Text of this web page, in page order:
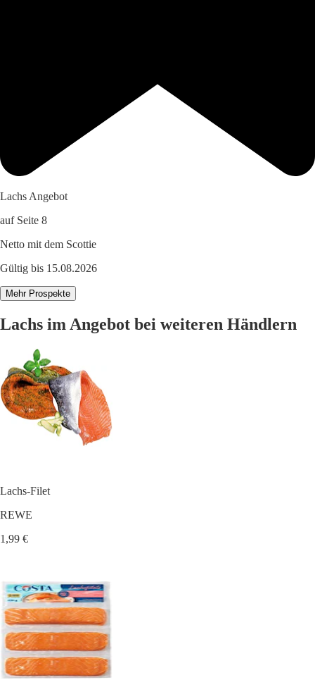
Lachs Angebot
auf Seite 8
Netto mit dem Scottie
Gültig bis 15.08.2026
Mehr Prospekte
Lachs im Angebot bei weiteren Händlern
Lachs-Filet
REWE
1,99 €